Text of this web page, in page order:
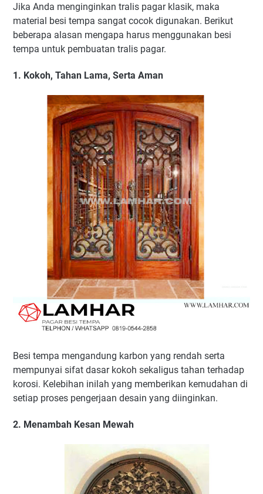
Jika Anda menginginkan tralis pagar klasik, maka
material besi tempa sangat cocok digunakan. Berikut
beberapa alasan mengapa harus menggunakan besi
tempa untuk pembuatan tralis pagar.
1. Kokoh, Tahan Lama, Serta Aman
Besi tempa mengandung karbon yang rendah serta
mempunyai sifat dasar kokoh sekaligus tahan terhadap
korosi. Kelebihan inilah yang memberikan kemudahan di
setiap proses pengerjaan desain yang diinginkan.
2. Menambah Kesan Mewah